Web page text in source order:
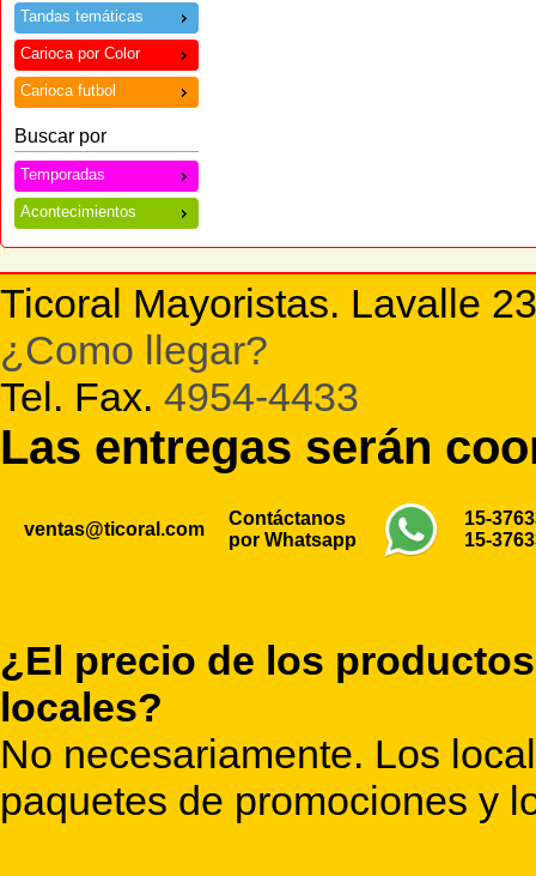
Tandas temáticas
Carioca por Color
Carioca futbol
Buscar por
Temporadas
Acontecimientos
Ticoral Mayoristas. Lavalle
¿Como llegar?
Tel. Fax. 4954-4433
Las entregas serán
ventas@ticoral.com
Contáctanos
por Whatsapp
15-
15-
¿El precio de los
locales?
No necesariamente. Los
paquetes de promociones y